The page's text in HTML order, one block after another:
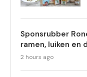
Sponsrubber
ramen, luiken en
2 hours ago